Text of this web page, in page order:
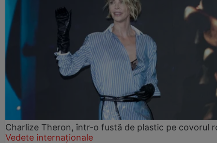
Charlize Theron, într-o fustă de plastic pe covorul
Vedete internaționale